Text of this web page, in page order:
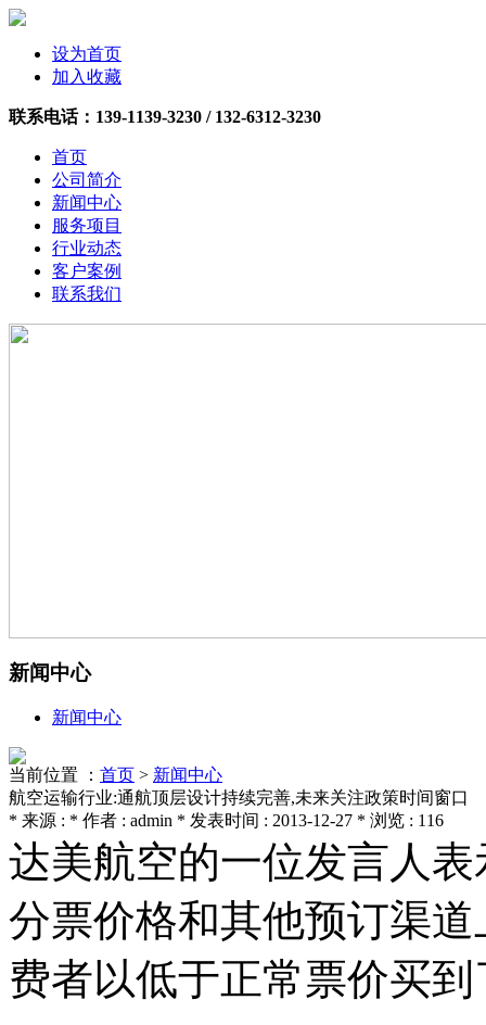
设为首页
加入收藏
联系电话： 139-1139-3230 / 132-6312-3230
首页
公司简介
新闻中心
服务项目
行业动态
客户案例
联系我们
新闻中心
新闻中心
当前位置 ： 首页 > 新闻中心
航空运输行业:通航顶层设计持续完善,未来关注政策时间窗口
* 来源 : * 作者 : admin * 发表时间 : 2013-12-27 * 浏览 : 116
达美航空的一位发言人表
分票价格和其他预订渠
费者以低于正常票价买